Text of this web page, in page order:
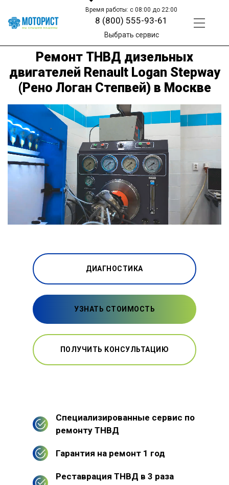
Время работы: с 08:00 до 22:00
8 (800) 555-93-61
Выбрать сервис
Ремонт ТНВД дизельных
двигателей Renault Logan Stepway
(Рено Логан Степвей) в Москве
ДИАГНОСТИКА
УЗНАТЬ СТОИМОСТЬ
ПОЛУЧИТЬ КОНСУЛЬТАЦИЮ
Специализированные сервис по
ремонту ТНВД
Гарантия на ремонт 1 год
Реставрация ТНВД в 3 раза